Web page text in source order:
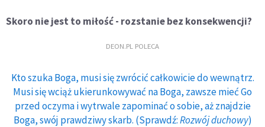
Skoro nie jest to miłość - rozstanie bez konsekwencji?
DEON.PL POLECA
Kto szuka Boga, musi się zwrócić całkowicie do wewnątrz.
Musi się wciąż ukierunkowywać na Boga, zawsze mieć Go
przed oczyma i wytrwale zapominać o sobie, aż znajdzie
Boga, swój prawdziwy skarb. (Sprawdź:Rozwój duchowy)